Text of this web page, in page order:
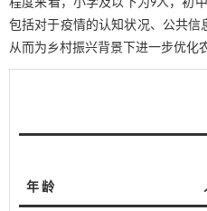
程度来看，小学及以下为9人，初
包括对于疫情的认知状况、公共
从而为乡村振兴背景下进一步优化
年 龄